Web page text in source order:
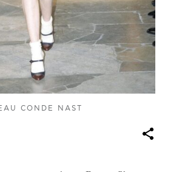
CONDE NAST